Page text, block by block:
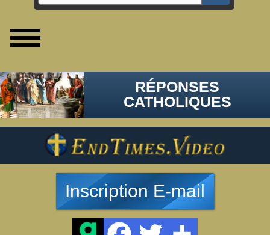
RÉPONSES
CATHOLIQUES
Inscription E-mail